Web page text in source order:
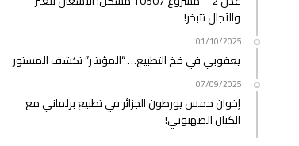
والآجال تتبخر!
01/10/2025
يعقوبي في فخ التطبيع… “المؤشر” تكشف المستور
07/09/2025
إخوان حمس يورطون الجزائر في تطبيع برلماني مع
الكيان الصهيوني!